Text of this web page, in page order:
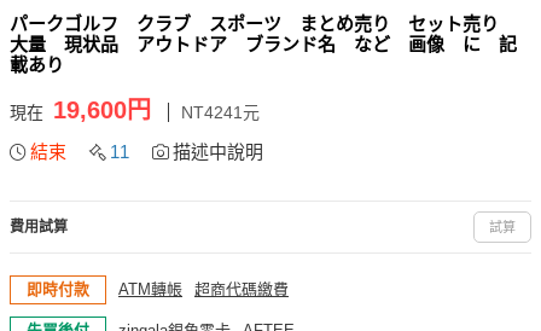
パークゴルフ クラブ スポーツ まとめ売り セット売り
大量 現状品 アウトドア ブランド名 など 画像 に 記
載あり
現在 19,600円 NT4241元
結束 11 描述中說明
費用試算 試算
即時付款 ATM轉帳 超商代碼繳費